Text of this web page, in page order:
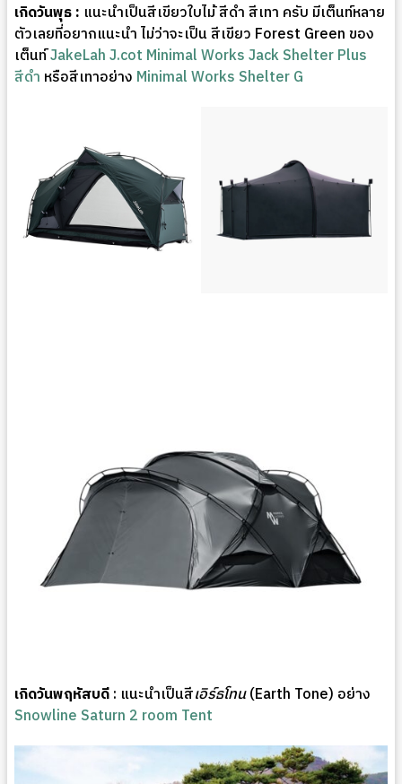
เกิดวันพุธ : แนะนำเป็นสีเขียวใบไม้ สีดำ สีเทา ครับ มีเต็นท์หลาย
ตัวเลยที่อยากแนะนำ ไม่ว่าจะเป็น สีเขียว Forest Green ของ
เต็นท์JakeLah J.cot Minimal Works Jack Shelter Plus
สีดำ หรือสีเทาอย่าง Minimal Works Shelter G
เกิดวันพฤหัสบดี: แนะนำเป็นสีเอิร์ธโทน(Earth Tone) อย่าง
Snowline Saturn 2 room Tent